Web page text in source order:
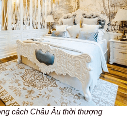
cách Châu Âu thời thượng